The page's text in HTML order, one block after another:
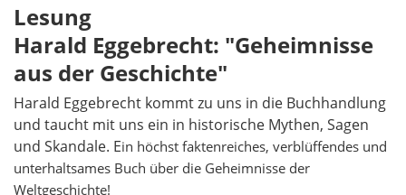
Lesung
Harald Eggebrecht: "Geheimnisse
aus der Geschichte"
Harald Eggebrecht kommt zu uns in die Buchhandlung
und taucht mit uns ein in historische Mythen, Sagen
und Skandale. Ein höchst faktenreiches, verblüffendes und
unterhaltsames Buch über die Geheimnisse der
Weltgeschichte!